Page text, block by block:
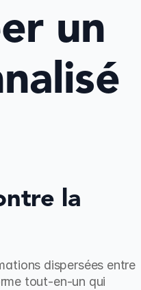
un
la
dispersées entre
tout-en-un qui